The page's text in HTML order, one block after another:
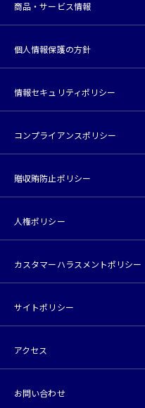
商品・サービス情報
個人情報保護の方針
情報セキュリティポリシー
コンプライアンスポリシー
贈収賄防止ポリシー
人権ポリシー
カスタマーハラスメントポリシー
サイトポリシー
アクセス
お問い合わせ